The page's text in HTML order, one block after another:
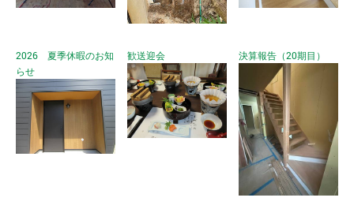
2026 夏季休暇のお知
らせ
歓送迎会 決算報告（20期目）